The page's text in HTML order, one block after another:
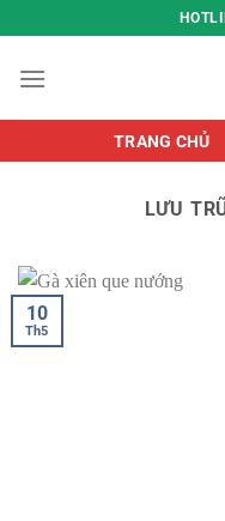
đến
nội
TRANG CHỦ
LƯU
10
Th5